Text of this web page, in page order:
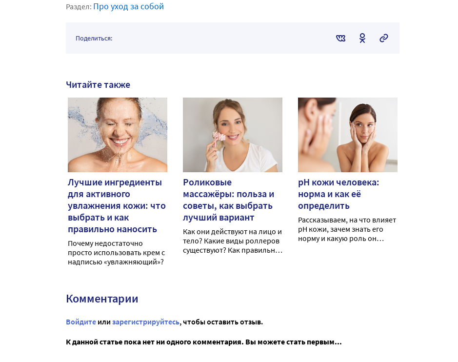
Раздел: Про уход за собой
Поделиться:
Читайте также
Лучшие ингредиенты
для активного
увлажнения кожи: что
выбрать и как
правильно наносить
Почему недостаточно
просто использовать крем с
надписью «увлажняющий»?
Роликовые
массажёры: польза и
советы, как выбрать
лучший вариант
Как они действуют на лицо и
тело? Какие виды роллеров
существуют? Как правильно
pH кожи человека:
норма и как её
определить
Рассказываем, на что влияет
рН кожи, зачем знать его
норму и какую роль он
Комментарии
Войдите или зарегистрируйтесь, чтобы оставить отзыв.
К данной статье пока нет ни одного комментария. Вы можете стать первым...